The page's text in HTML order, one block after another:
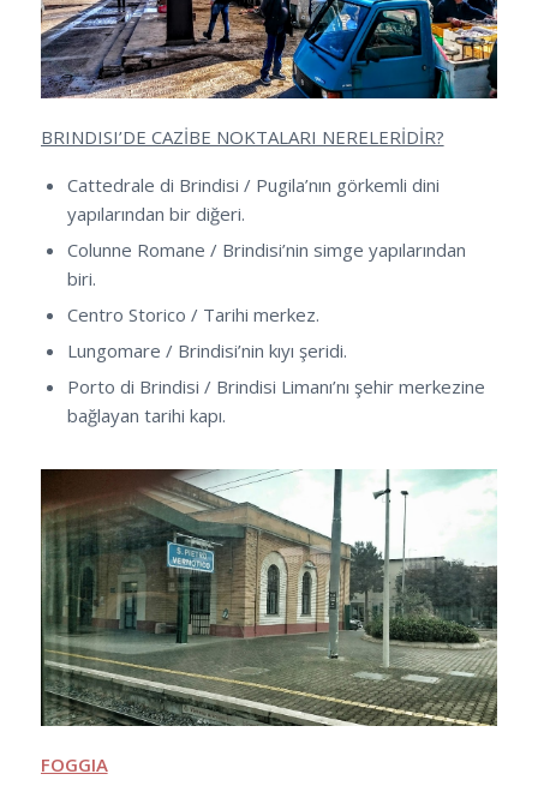
BRINDISI’DE CAZİBE NOKTALARI NERELERİDİR?
Cattedrale di Brindisi / Pugila’nın görkemli dini
yapılarından bir diğeri.
Colunne Romane / Brindisi’nin simge yapılarından
biri.
Centro Storico / Tarihi merkez.
Lungomare / Brindisi’nin kıyı şeridi.
Porto di Brindisi / Brindisi Limanı’nı şehir merkezine
bağlayan tarihi kapı.
FOGGIA